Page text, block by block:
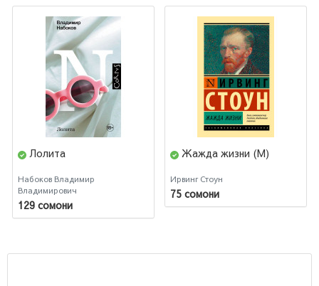
Лолита
Набоков Владимир
Владимирович
129 сомони
Жажда жизни (М)
Ирвинг Стоун
75 сомони